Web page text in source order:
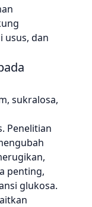
usus, dan
sukralosa,
Penelitian
penting,
glukosa.